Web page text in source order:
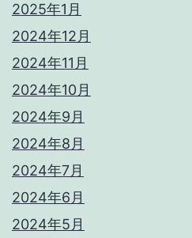
2025年1月
2024年12月
2024年11月
2024年10月
2024年9月
2024年8月
2024年7月
2024年6月
2024年5月